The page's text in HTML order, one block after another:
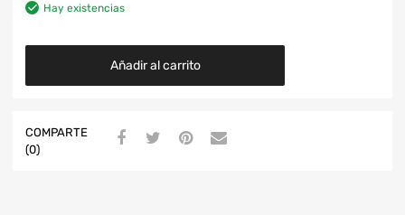
Hay existencias
Añadir al carrito
COMPARTE
(0)